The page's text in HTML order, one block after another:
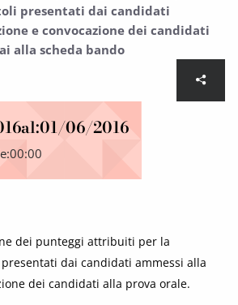
presentati dai candidati
e convocazione dei candidati
alla scheda bando
al:01/06/2016
00:00
dei punteggi attribuiti per la
dai candidati ammessi alla
dei candidati alla prova orale.